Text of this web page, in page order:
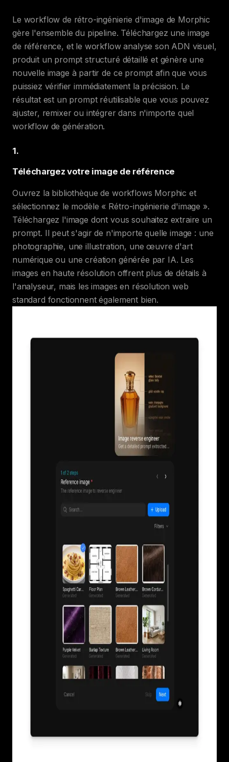
Le workflow de rétro-ingénierie d'image de Morphic
gère l'ensemble du pipeline. Téléchargez une image
de référence, et le workflow analyse son ADN visuel,
produit un prompt structuré détaillé et génère une
nouvelle image à partir de ce prompt afin que vous
puissiez vérifier immédiatement la précision. Le
résultat est un prompt réutilisable que vous pouvez
ajuster, remixer ou intégrer dans n'importe quel
workflow de génération.
1.
Téléchargez votre image de référence
Ouvrez la bibliothèque de workflows Morphic et
sélectionnez le modèle « Rétro-ingénierie d'image ».
Téléchargez l'image dont vous souhaitez extraire un
prompt. Il peut s'agir de n'importe quelle image : une
photographie, une illustration, une œuvre d'art
numérique ou une création générée par IA. Les
images en haute résolution offrent plus de détails à
l'analyseur, mais les images en résolution web
standard fonctionnent également bien.